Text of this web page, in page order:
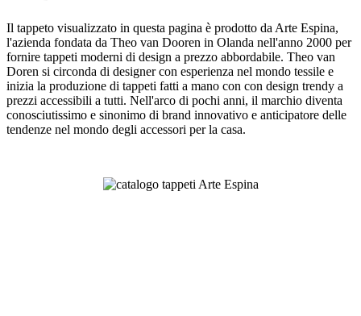
Il tappeto visualizzato in questa pagina è prodotto da Arte Espina,
l'azienda fondata da Theo van Dooren in Olanda nell'anno 2000 per
fornire tappeti moderni di design a prezzo abbordabile. Theo van
Doren si circonda di designer con esperienza nel mondo tessile e
inizia la produzione di tappeti fatti a mano con con design trendy a
prezzi accessibili a tutti. Nell'arco di pochi anni, il marchio diventa
conosciutissimo e sinonimo di brand innovativo e anticipatore delle
tendenze nel mondo degli accessori per la casa.